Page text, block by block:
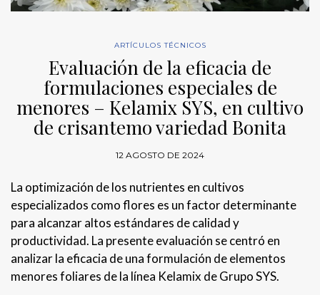
ARTÍCULOS TÉCNICOS
Evaluación de la eficacia de
formulaciones especiales de
menores – Kelamix SYS, en cultivo
de crisantemo variedad Bonita
12 AGOSTO DE 2024
La optimización de los nutrientes en cultivos
especializados como flores es un factor determinante
para alcanzar altos estándares de calidad y
productividad. La presente evaluación se centró en
analizar la eficacia de una formulación de elementos
menores foliares de la línea Kelamix de Grupo SYS.